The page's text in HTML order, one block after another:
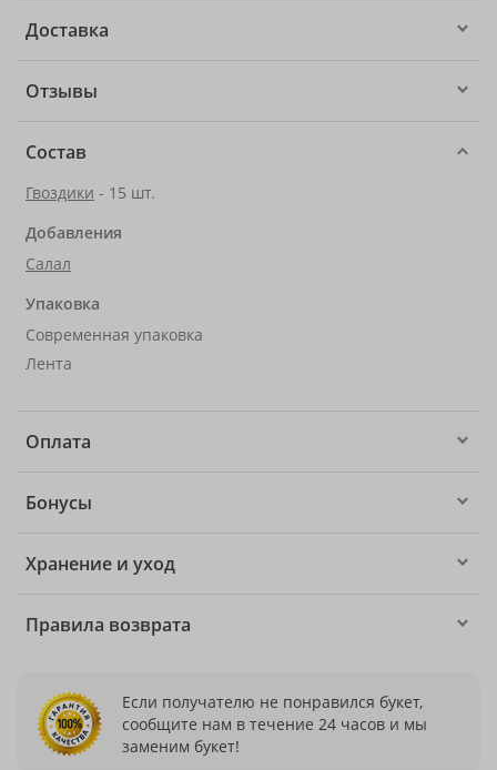
Доставка
Отзывы
Состав
Гвоздики - 15 шт.
Добавления
Салал
Упаковка
Современная упаковка
Лента
Оплата
Бонусы
Хранение и уход
Правила возврата
Если получателю не понравился букет,
сообщите нам в течение 24 часов и мы
заменим букет!